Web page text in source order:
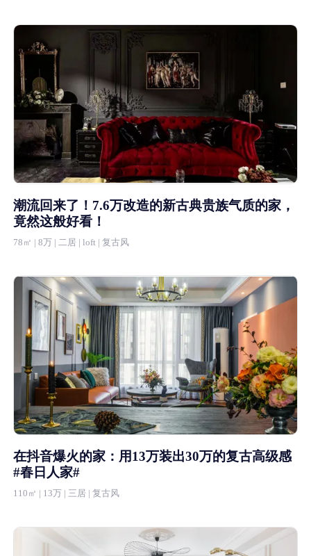
潮流回来了！7.6万改造的新古典贵族气质的家，
竟然这般好看！
78㎡ | 8万 | 二居 | loft | 复古风
在抖音爆火的家：用13万装出30万的复古高级感
#春日人家#
110㎡ | 13万 | 三居 | 复古风